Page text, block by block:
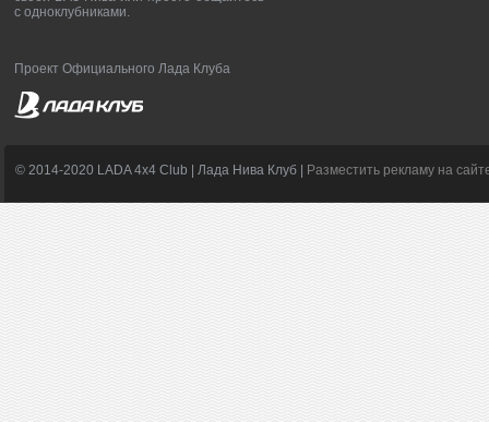
с одноклубниками.
Проект Официального Лада Клуба
© 2014-2020 LADA 4x4 Club | Лада Нива Клуб | Разместить рекламу на